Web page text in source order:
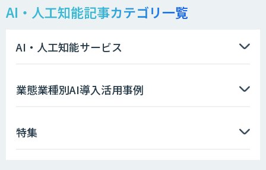
AIエージェント開発支援
AIエンジニアアカデミー（バイブコーデ
AI・人工知能記事カテゴリ一覧
AI・人工知能サービス
業態業種別AI導入活用事例
特集